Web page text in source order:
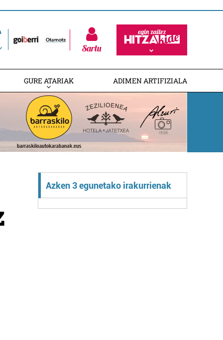
Sartu
GURE ATARIAK ADIMEN ARTIFIZIALA
Azken 3 egunetako irakurrienak